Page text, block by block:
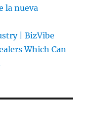
la nueva
| BizVibe
Which Can